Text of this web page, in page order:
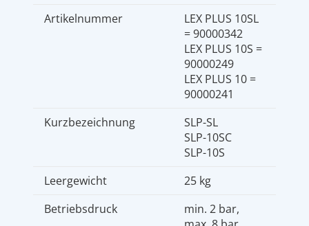
Artikelnummer
LEX PLUS 10SL
= 90000342
LEX PLUS 10S =
90000249
LEX PLUS 10 =
90000241
Kurzbezeichnung
SLP-SL
SLP-10SC
SLP-10S
Leergewicht
25 kg
Betriebsdruck
min. 2 bar,